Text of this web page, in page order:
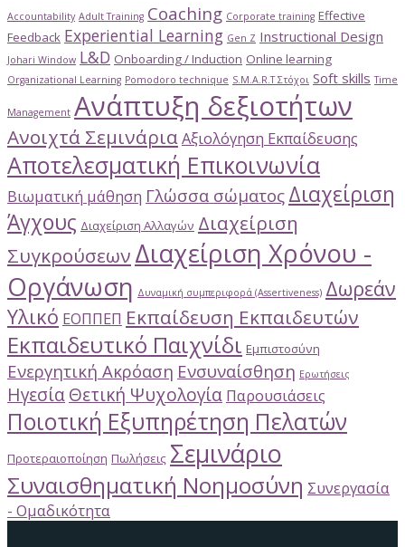
Accountability Adult Training Coaching Corporate training Effective
Feedback Experiential Learning Gen Z Instructional Design
Johari Window L&D Onboarding / Induction Online learning
Organizational Learning Pomodoro technique S.M.A.R.T Στόχοι Soft skills Time
Management Ανάπτυξη δεξιοτήτων
Ανοιχτά ΣεμινάριαΑξιολόγηση Εκπαίδευσης
Αποτελεσματική Επικοινωνία
Βιωματική μάθηση Γλώσσα σώματος Διαχείριση
Άγχους Διαχείριση Αλλαγών Διαχείριση
Συγκρούσεων Διαχείριση Χρόνου -
Οργάνωση Δυναμική συμπεριφορά (Assertiveness) Δωρεάν
Υλικό ΕΟΠΠΕΠ Εκπαίδευση Εκπαιδευτών
Εκπαιδευτικό Παιχνίδι Εμπιστοσύνη
Ενεργητική Ακρόαση Ενσυναίσθηση Ερωτήσεις
ΗγεσίαΘετική Ψυχολογία Παρουσιάσεις
Ποιοτική Εξυπηρέτηση Πελατών
Προτεραιοποίηση Πωλήσεις Σεμινάριο
Συναισθηματική Νοημοσύνη Συνεργασία
- Ομαδικότητα